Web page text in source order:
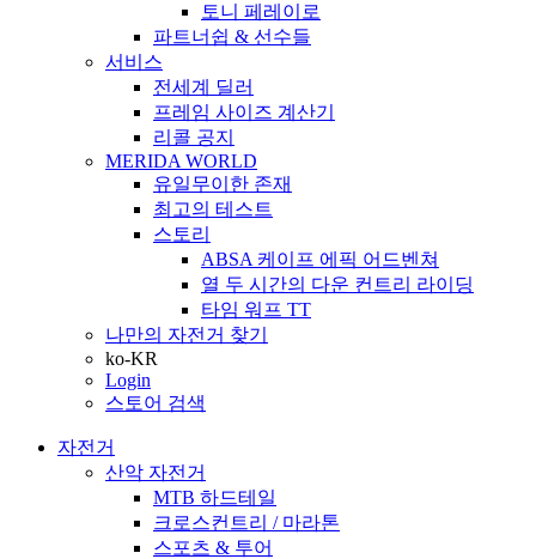
토니 페레이로
파트너쉽 & 선수들
서비스
전세계 딜러
프레임 사이즈 계산기
리콜 공지
MERIDA WORLD
유일무이한 존재
최고의 테스트
스토리
ABSA 케이프 에픽 어드벤쳐
열 두 시간의 다운 컨트리 라이딩
타임 워프 TT
나만의 자전거 찾기
ko-KR
Login
스토어 검색
자전거
산악 자전거
MTB 하드테일
크로스컨트리 / 마라톤
스포츠 & 투어